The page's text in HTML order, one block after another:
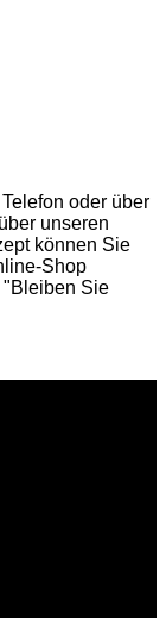
oder über
unseren
können Sie
Shop
"Bleiben Sie